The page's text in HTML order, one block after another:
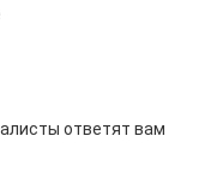
ответят вам